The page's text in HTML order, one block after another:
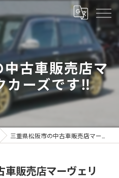
古車販売店マ
カーズです‼️
三重県松阪市の中古車販売店マーヴェリックカーズです‼️
車販売店マーヴェリ